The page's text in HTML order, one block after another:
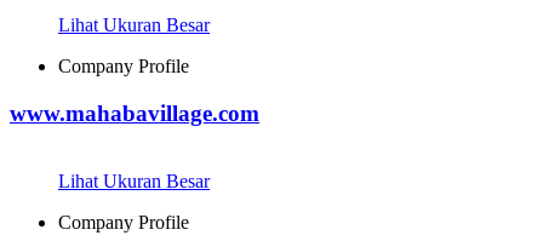
Lihat Ukuran Besar
Company Profile
www.mahabavillage.com
Lihat Ukuran Besar
Company Profile